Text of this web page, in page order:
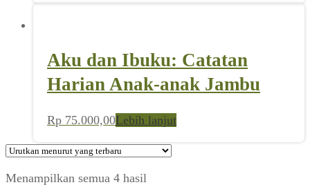
Aku dan Ibuku: Catatan
Harian Anak-anak Jambu
Rp 75.000,00Lebih lanjut
Menampilkan semua 4 hasil